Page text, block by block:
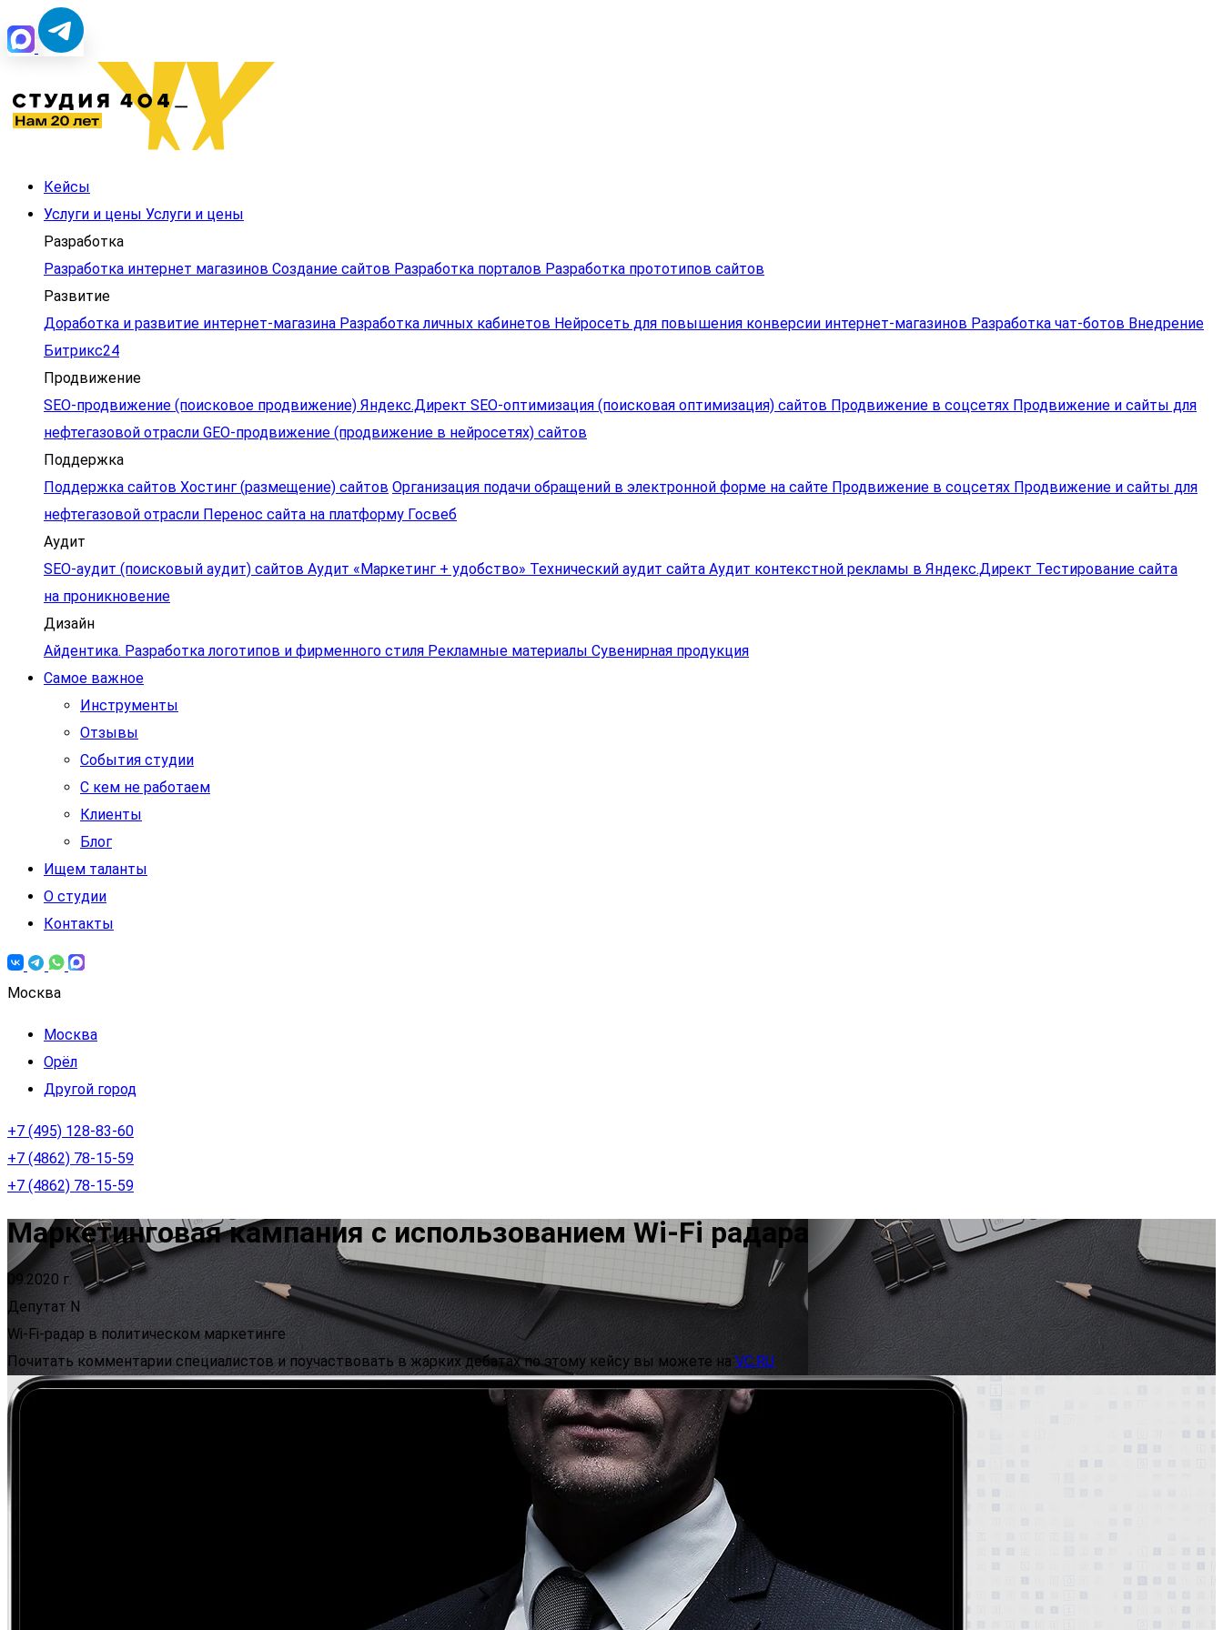
Кейсы
Услуги и цены Услуги и цены
Разработка
Разработка интернет магазинов Создание сайтов Разработка порталов Разработка прототипов сайтов
Развитие
Доработка и развитие интернет‑магазина Разработка личных кабинетов Нейросеть для повышения конверсии интернет-магазинов Разработка чат‑ботов Внедрение
Битрикс24
Продвижение
SEO-продвижение (поисковое продвижение) Яндекс.Директ SEO-оптимизация (поисковая оптимизация) сайтов Продвижение в соцсетях Продвижение и сайты для
нефтегазовой отрасли GEO-продвижение (продвижение в нейросетях) сайтов
Поддержка
Поддержка сайтов Хостинг (размещение) сайтов Организация подачи обращений в электронной форме на сайте Продвижение в соцсетях Продвижение и сайты для
нефтегазовой отрасли Перенос сайта на платформу Госвеб
Аудит
SEO-аудит (поисковый аудит) сайтов Аудит «Маркетинг + удобство» Технический аудит сайта Аудит контекстной рекламы в Яндекс.Директ Тестирование сайта
на проникновение
Дизайн
Айдентика. Разработка логотипов и фирменного стиля Рекламные материалы Сувенирная продукция
Самое важное
Инструменты
Отзывы
События студии
С кем не работаем
Клиенты
Блог
Ищем таланты
О студии
Контакты
Москва
Москва
Орёл
Другой город
+7 (495) 128-83-60
+7 (4862) 78-15-59
+7 (4862) 78-15-59
Маркетинговая кампания с использованием Wi-Fi радара
09.2020 г.
Депутат N
Wi-Fi-радар в политическом маркетинге
Почитать комментарии специалистов и поучаствовать в жарких дебатах по этому кейсу вы можете на VC.RU